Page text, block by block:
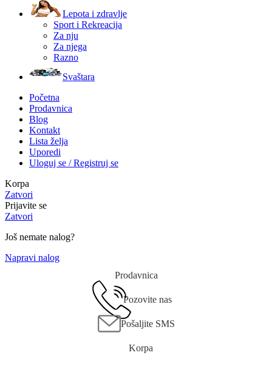
Lepota i zdravlje
Sport i Rekreacija
Za nju
Za njega
Razno
Svaštara
Početna
Prodavnica
Blog
Kontakt
Lista želja
Uporedi
Uloguj se / Registruj se
Korpa
Zatvori
Prijavite se
Zatvori
Još nemate nalog?
Napravi nalog
Prodavnica
Pozovite nas
Pošaljite SMS
Korpa